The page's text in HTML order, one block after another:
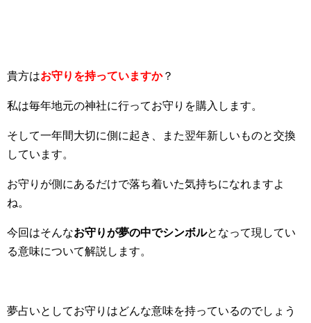
貴方はお守りを持っていますか？
私は毎年地元の神社に行ってお守りを購入します。
そして一年間大切に側に起き、また翌年新しいものと交換
しています。
お守りが側にあるだけで落ち着いた気持ちになれますよ
ね。
今回はそんなお守りが夢の中でシンボルとなって現してい
る意味について解説します。
夢占いとしてお守りはどんな意味を持っているのでしょう